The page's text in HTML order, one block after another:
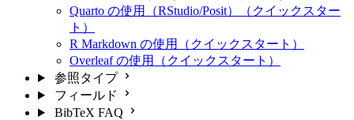
Quarto の使用（RStudio/Posit）（クイックスター
ト）
R Markdown の使用（クイックスタート）
Overleaf の使用（クイックスタート）
参照タイプ
フィールド
BibTeX FAQ